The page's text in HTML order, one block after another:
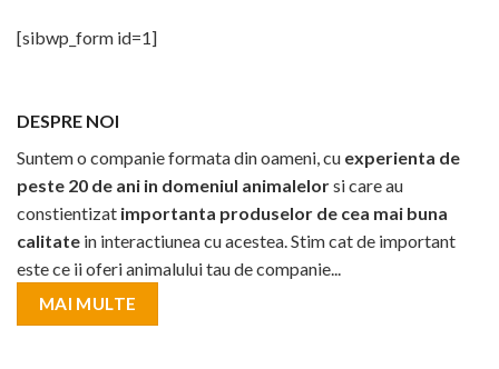
[sibwp_form id=1]
DESPRE NOI
Suntem o companie formata din oameni, cu experienta de
peste 20 de ani in domeniul animalelorsi care au
constientizat importanta produselor de cea mai buna
calitate in interactiunea cu acestea. Stim cat de important
este ce ii oferi animalului tau de companie...
MAI MULTE